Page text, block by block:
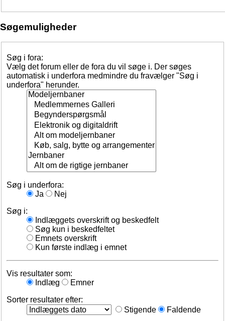
Søgemuligheder
Søg i fora:
Vælg det forum eller de fora du vil søge i. Der søges
automatisk i underfora medmindre du fravælger "Søg i
underfora" herunder.
Søg i underfora:
Ja
Nej
Søg i:
Indlæggets overskrift og beskedfelt
Søg kun i beskedfeltet
Emnets overskrift
Kun første indlæg i emnet
Vis resultater som:
Indlæg
Emner
Sorter resultater efter:
Stigende
Faldende